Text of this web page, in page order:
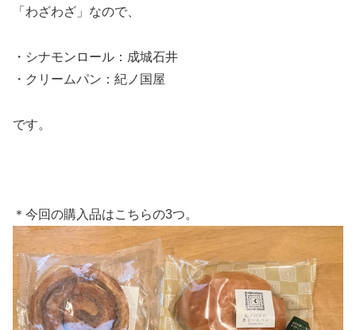
「わざわざ」なので、
・シナモンロール：成城石井
・クリームパン：紀ノ国屋
です。
＊今回の購入品はこちらの3つ。